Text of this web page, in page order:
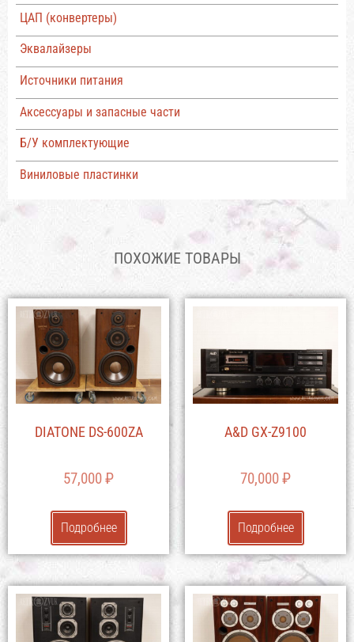
ЦАП (конвертеры)
Эквалайзеры
Источники питания
Аксессуары и запасные части
Б/У комплектующие
Виниловые пластинки
ПОХОЖИЕ ТОВАРЫ
DIATONE DS-600ZA
57,000₽
Подробнее
A&D GX-Z9100
70,000₽
Подробнее